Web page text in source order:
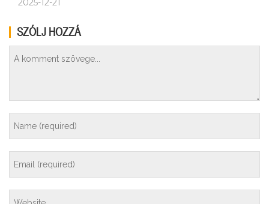
2025-12-21
SZÓLJ HOZZÁ